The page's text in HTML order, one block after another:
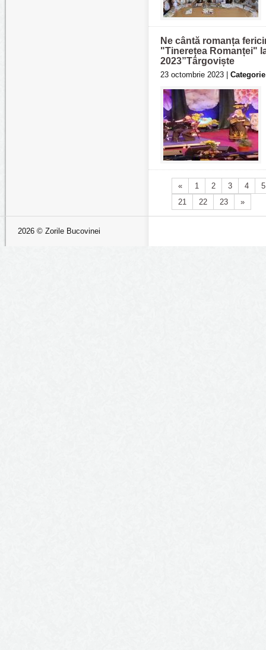
Ne cântă romanța
"Tinerețea Romanței"
2023”Târgoviște
23 octombrie 2023 |
« 1 2 3 4
5
21
22 23 »
2026 © Zorile Bucovinei